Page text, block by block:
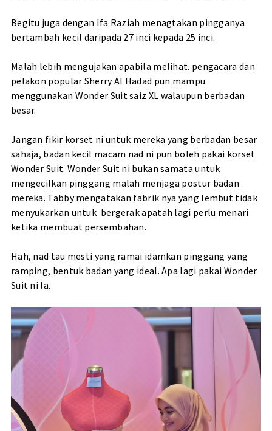
Begitu juga dengan Ifa Raziah menagtakan pingganya
bertambah kecil daripada 27 inci kepada 25 inci.
Malah lebih mengujakan apabila melihat. pengacara dan
pelakon popular Sherry Al Hadad pun mampu
menggunakan Wonder Suit saiz XL walaupun berbadan
besar.
Jangan fikir korset ni untuk mereka yang berbadan besar
sahaja, badan kecil macam nad ni pun boleh pakai korset
Wonder Suit. Wonder Suit ni bukan samata untuk
mengecilkan pinggang malah menjaga postur badan
mereka. Tabby mengatakan fabrik nya yang lembut tidak
menyukarkan untuk bergerak apatah lagi perlu menari
ketika membuat persembahan.
Hah, nad tau mesti yang ramai idamkan pinggang yang
ramping, bentuk badan yang ideal. Apa lagi pakai Wonder
Suit ni la.